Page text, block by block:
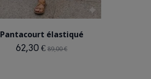
BLEU GRIS
Pantacourt élastiqué
62,30 € 89,00 €